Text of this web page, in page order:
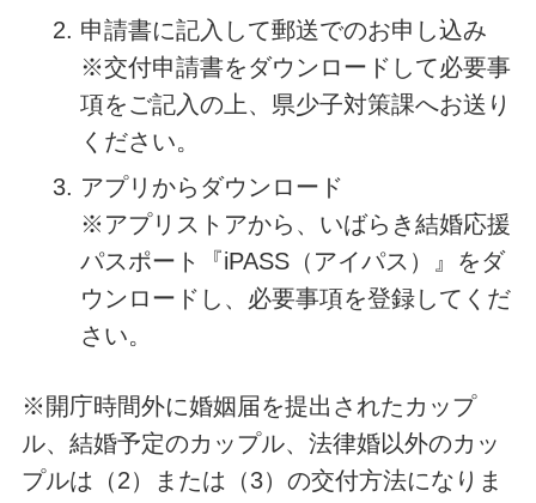
申請書に記入して郵送でのお申し込み
※交付申請書をダウンロードして必要事
項をご記入の上、県少子対策課へお送り
ください。
アプリからダウンロード
※アプリストアから、いばらき結婚応援
パスポート『iPASS（アイパス）』をダ
ウンロードし、必要事項を登録してくだ
さい。
※開庁時間外に婚姻届を提出されたカップ
ル、結婚予定のカップル、法律婚以外のカッ
プルは（2）または（3）の交付方法になりま